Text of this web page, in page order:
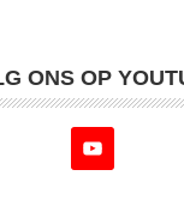
ONS OP